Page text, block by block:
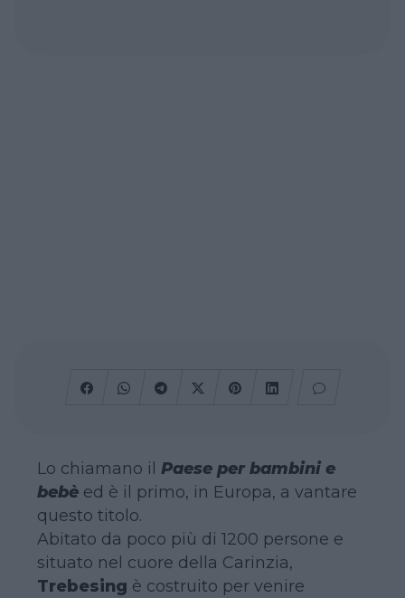
Lo chiamano il Paese per bambini e
bebèed è il primo, in Europa, a vantare
questo titolo.
Abitato da poco più di 1200 persone e
situato nel cuore della Carinzia,
Trebesing è costruito per venire